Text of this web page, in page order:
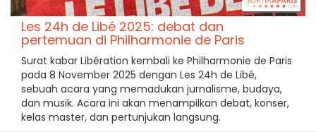
Les 24h de Libé 2025: debat dan
pertemuan di Philharmonie de Paris
Surat kabar Libération kembali ke Philharmonie de Paris
pada 8 November 2025 dengan Les 24h de Libé,
sebuah acara yang memadukan jurnalisme, budaya,
dan musik. Acara ini akan menampilkan debat, konser,
kelas master, dan pertunjukan langsung.